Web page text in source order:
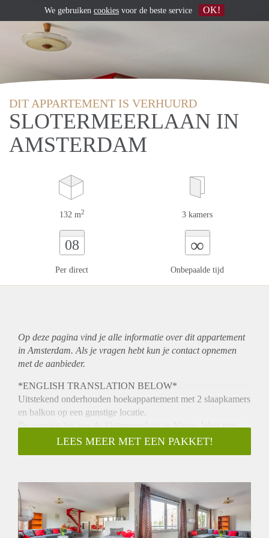
DIT APPARTEMENT IS VERHUURD
SLOTERMEERLAAN IN
AMSTERDAM
132 m2 3 kamers
08
Per direct
∞
Onbepaalde tijd
Op deze pagina vind je alle informatie over ditappartement
in Amsterdam. Als je vragen hebt kun je contact opnemen
met de aanbieder.
*ENGLISH TRANSLATION BELOW*
Uitstekend onderhouden hoekappartement met 2 slaapkamers
en balkon op een gunstige locatie.
De woning ligt aan de Slotermeerlaan in Nieuw West met
veel winkels en supermarkten op loopafstand. Er is een
overdekt winkelcentrum. De Sloterplas ligt ook vlakbij.
INDELING
Entree via het gemeenschappelijke trappenhuis op de eerste
etage. Via de hal met een grote kastenwand bereik je de
ruime woonkamer met ethanol haard en open keuken. Aan de
LEES MEER MET EEN PAKKET!
We gebruiken cookies voor de beste service OK!